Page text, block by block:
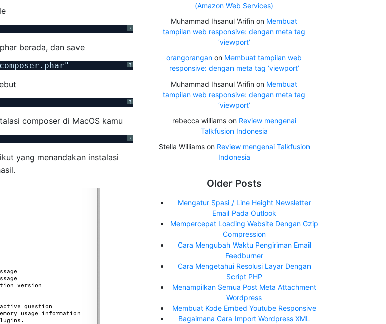
?
berada, dan save
?
?
composer di MacOS kamu
?
yang menandakan instalasi
(Amazon Web Services)
Muhammad Ihsanul 'Arifin on Membuat
tampilan web responsive: dengan meta tag
‘viewport’
orangorangan on Membuat tampilan web
responsive: dengan meta tag ‘viewport’
Muhammad Ihsanul 'Arifin on Membuat
tampilan web responsive: dengan meta tag
‘viewport’
rebecca williamson Review mengenai
Talkfusion Indonesia
Stella Williamson Review mengenai Talkfusion
Indonesia
Older Posts
Mengatur Spasi / Line Height Newsletter
Email Pada Outlook
Mempercepat Loading Website Dengan Gzip
Compression
Cara Mengubah Waktu Pengiriman Email
Feedburner
Cara Mengetahui Resolusi Layar Dengan
Script PHP
Menampilkan Semua Post Meta Attachment
Wordpress
Membuat Kode Embed Youtube Responsive
Bagaimana Cara Import Wordpress XML